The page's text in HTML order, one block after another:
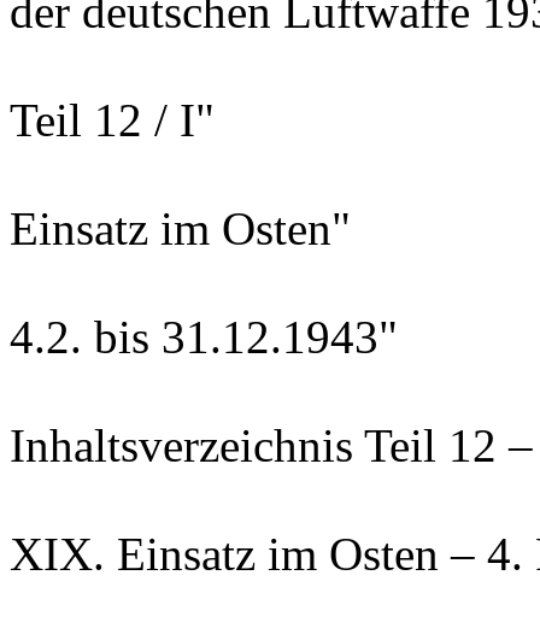
der deutschen Luftwaffe
Teil 12 / I"
Einsatz im Osten"
4.2. bis 31.12.1943"
Inhaltsverzeichnis Teil 12
XIX. Einsatz im Osten – 4.